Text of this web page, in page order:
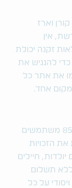
וארז
אין
זקנה יכולת
להנגיש את
את אתר כל
אחד.
כיום אתר כל זכות נותן מענה לכ-850,000 משתמשים
הזכויות
חיילים
תשלום
על כל